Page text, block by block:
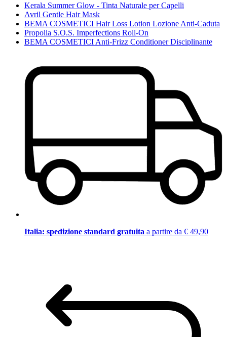
Kerala Summer Glow - Tinta Naturale per Capelli
Avril Gentle Hair Mask
BEMA COSMETICI Hair Loss Lotion Lozione Anti-Caduta
Propolia S.O.S. Imperfections Roll-On
BEMA COSMETICI Anti-Frizz Conditioner Disciplinante
Italia: spedizione standard gratuita a partire da € 49,90